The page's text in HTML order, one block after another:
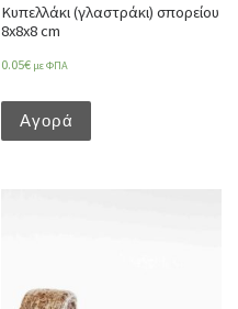
Κυπελλάκι (γλαστράκι) σπορείου
8x8x8 cm
0.05€ με ΦΠΑ
Αγορά